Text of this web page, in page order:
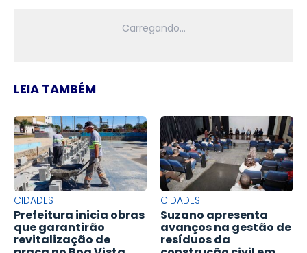
LEIA TAMBÉM
CIDADES
Prefeitura inicia obras
que garantirão
revitalização de
CIDADES
Suzano apresenta
avanços na gestão de
resíduos da